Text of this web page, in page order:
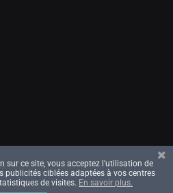
Savourea. All Rights Reserved.
Kiwik - Agence digitale
sur ce site, vous acceptez l'utilisation de
publicités ciblées adaptées à vos centres
de visites. En savoir plus.